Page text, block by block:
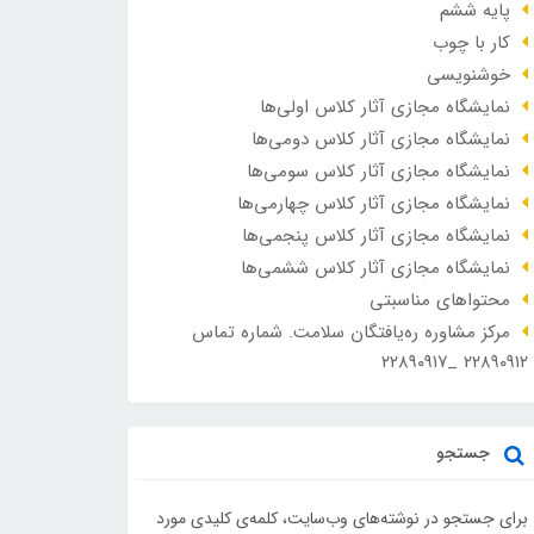
پایه ششم
کار با چوب
خوشنویسی
نمایشگاه مجازی آثار کلاس اولی‌ها
نمایشگاه مجازی آثار کلاس دومی‌ها
نمایشگاه مجازی آثار کلاس سومی‌ها
نمایشگاه مجازی آثار کلاس چهارمی‌ها
نمایشگاه مجازی آثار کلاس پنجمی‌ها
نمایشگاه مجازی آثار کلاس ششمی‌ها
محتواهای مناسبتی
مرکز مشاوره ره‌یافتگان سلامت. شماره تماس
۲۲۸۹۰۹۱۲ _۲۲۸۹۰۹۱۷
جستجو
برای جستجو در نوشته‌های وب‌سایت، کلمه‌ی کلیدی مورد